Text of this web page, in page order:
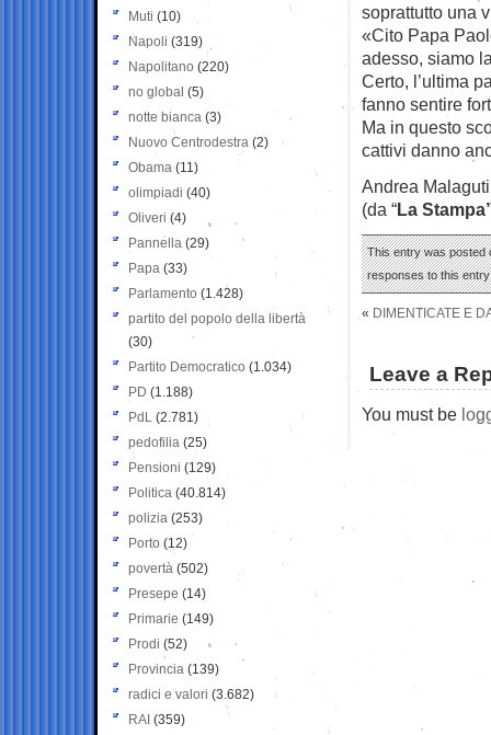
soprattutto una
«Cito Papa
adesso, siamo
Certo, l’ultima
fanno sentire
Ma in questo
cattivi danno
Andrea Malaguti
(da “La
This entry was posted
responses to this
« DIMENTICATE E
Leave a
You must be
Muti (10)
Napoli (319)
Napolitano (220)
no global (5)
notte bianca (3)
Nuovo Centrodestra (2)
Obama (11)
olimpiadi (40)
Oliveri (4)
Pannella (29)
Papa (33)
Parlamento (1.428)
partito del popolo della libertà
(30)
Partito Democratico (1.034)
PD (1.188)
PdL (2.781)
pedofilia (25)
Pensioni (129)
Politica (40.814)
polizia (253)
Porto (12)
povertà (502)
Presepe (14)
Primarie (149)
Prodi (52)
Provincia (139)
radici e valori (3.682)
RAI (359)